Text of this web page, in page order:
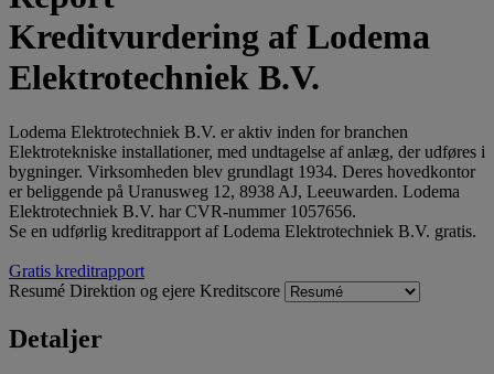
Kreditvurdering af Lodema
Elektrotechniek B.V.
Lodema Elektrotechniek B.V. er aktiv inden for branchen
Elektrotekniske installationer, med undtagelse af anlæg, der udføres i
bygninger. Virksomheden blev grundlagt 1934. Deres hovedkontor
er beliggende på Uranusweg 12, 8938 AJ, Leeuwarden. Lodema
Elektrotechniek B.V. har CVR-nummer 1057656.
Se en udførlig kreditrapport af Lodema Elektrotechniek B.V. gratis.
Gratis kreditrapport
Resumé Direktion og ejere Kreditscore
Detaljer